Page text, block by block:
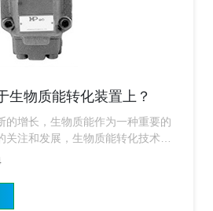
生物质能转化装置上？
的增长，生物质能作为一种重要的
注和发展，生物质能转化技术能
有用的能源形式，如热能、电能和
安全运行，还能有效提高能量转换
各位介绍压力阀在生物质能转化装